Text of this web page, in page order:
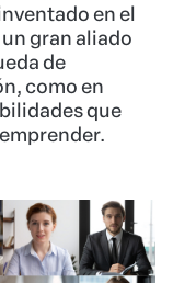
en el
gran aliado
de
como en
que